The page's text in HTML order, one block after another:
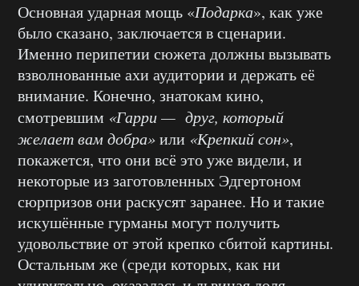
Основная ударная мощь «Подарка», как уже
было сказано, заключается в сценарии.
Именно перипетии сюжета должны вызывать
взволнованные ахи аудитории и держать её
внимание. Конечно, знатокам кино,
смотревшим «Гарри — друг, который
желает вам добра»или «Крепкий сон»,
покажется, что они всё это уже видели, и
некоторые из заготовленных Эдгертоном
сюрпризов они раскусят заранее. Но и такие
искушённые гурманы могут получить
удовольствие от этой крепко сбитой картины.
Остальным же (среди которых, как ни